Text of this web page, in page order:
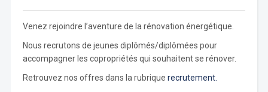
Venez rejoindre l’aventure de la rénovation énergétique.
Nous recrutons de jeunes diplômés/diplômées pour
accompagner les copropriétés qui souhaitent se rénover.
Retrouvez nos offres dans la rubrique recrutement.